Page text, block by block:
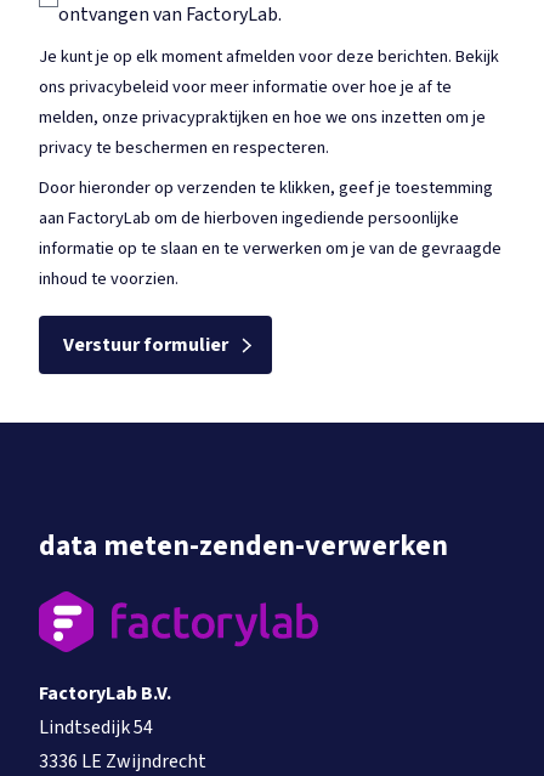
ontvangen van FactoryLab.
Je kunt je op elk moment afmelden voor deze berichten. Bekijk
ons privacybeleid voor meer informatie over hoe je af te
melden, onze privacypraktijken en hoe we ons inzetten om je
privacy te beschermen en respecteren.
Door hieronder op verzenden te klikken, geef je toestemming
aan FactoryLab om de hierboven ingediende persoonlijke
informatie op te slaan en te verwerken om je van de gevraagde
inhoud te voorzien.
data meten-zenden-verwerken
FactoryLab B.V.
Lindtsedijk 54
3336 LE Zwijndrecht